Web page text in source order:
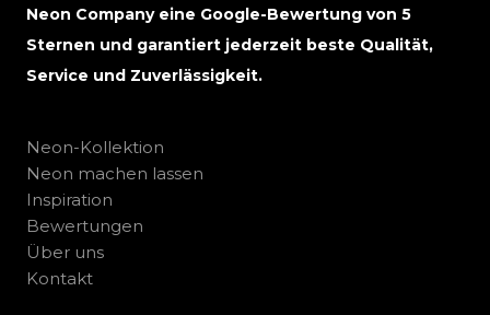
Neon Company eine Google-Bewertung von 5
Sternen und garantiert jederzeit beste Qualität,
Service und Zuverlässigkeit.
Neon-Kollektion
Neon machen lassen
Inspiration
Bewertungen
Über uns
Kontakt